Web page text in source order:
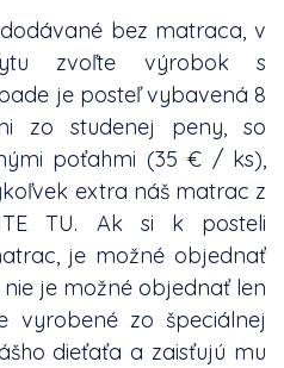
bez matraca, v
zvoľte výrobok s
je posteľ vybavená 8
zo studenej peny, so
poťahmi (35 € / ks),
extra náš matrac z
TU. Ak si k posteli
je možné objednať
je možné objednať len
vyrobené zo špeciálnej
dieťaťa a zaisťujú mu